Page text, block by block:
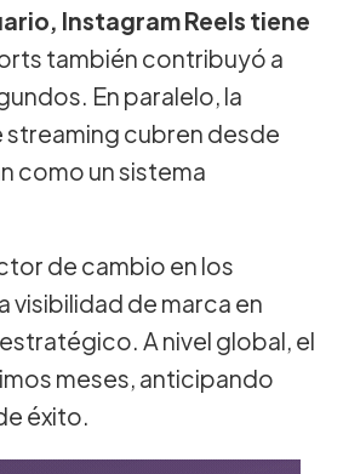
Instagram Reels tiene
también contribuyó a
En paralelo, la
streaming cubren desde
como un sistema
de cambio en los
visibilidad de marca en
A nivel global, el
meses, anticipando
éxito.